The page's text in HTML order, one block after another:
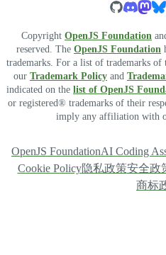
Copyright OpenJS Foundation
reserved. The OpenJS Foundation
trademarks. For a list of trademarks of
our Trademark Policy and
indicated on the list of OpenJS
or registered® trademarks of their
imply any affiliation with
OpenJS FoundationAI Coding
Cookie Policy隐私政策安全政
商标